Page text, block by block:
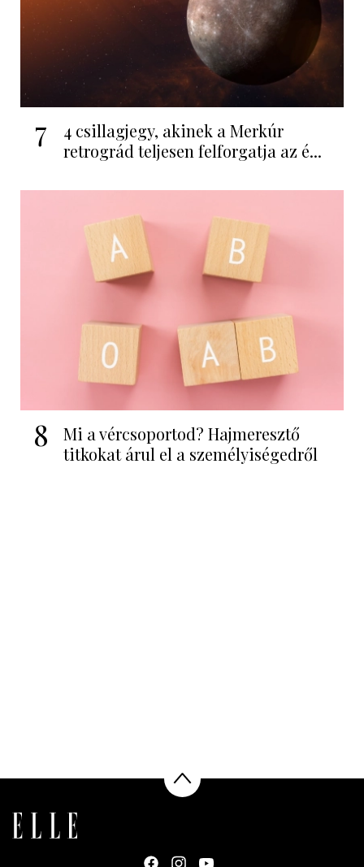
7
4 csillagjegy, akinek a Merkúr
retrográd teljesen felforgatja az é...
8
Mi a vércsoportod? Hajmeresztő
titkokat árul el a személyiségedről